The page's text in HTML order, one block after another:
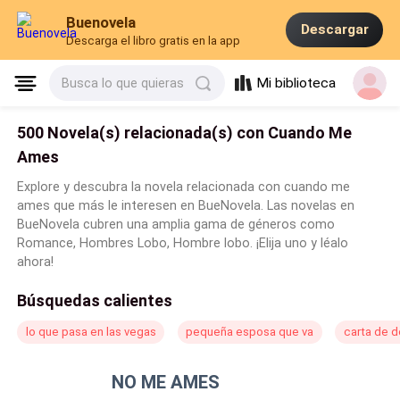
Buenovela
Descarga el libro gratis en la app
Descargar
Busca lo que quieras Mi biblioteca
500 Novela(s) relacionada(s) con Cuando Me
Ames
Explore y descubra la novela relacionada con cuando me
ames que más le interesen en BueNovela. Las novelas en
BueNovela cubren una amplia gama de géneros como
Romance, Hombres Lobo, Hombre lobo. ¡Elija uno y léalo
ahora!
Búsquedas calientes
lo que pasa en las vegas pequeña esposa que va carta de
NO ME AMES